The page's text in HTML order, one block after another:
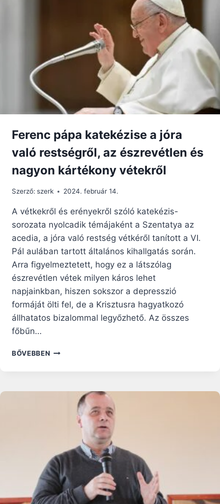
Ferenc pápa katekézise a jóra
való restségről, az észrevétlen és
nagyon kártékony vétekről
Szerző: szerk 2024. február 14.
A vétkekről és erényekről szóló katekézis-
sorozata nyolcadik témájaként a Szentatya az
acedia, a jóra való restség vétkéről tanított a VI.
Pál aulában tartott általános kihallgatás során.
Arra figyelmeztetett, hogy ez a látszólag
észrevétlen vétek milyen káros lehet
napjainkban, hiszen sokszor a depresszió
formáját ölti fel, de a Krisztusra hagyatkozó
állhatatos bizalommal legyőzhető. Az összes
főbűn…
BŐVEBBEN FERENC
JÓRA
RESTSÉGRŐL,
ÉSZREVÉTLEN
NAGYON
KÁRTÉKONY
VÉTEKRŐL